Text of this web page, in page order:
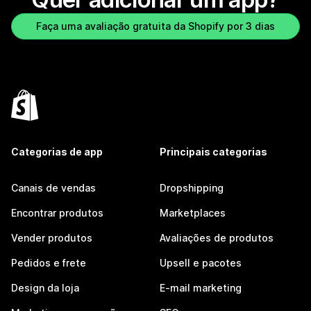
Faça uma avaliação gratuita da Shopify por 3 dias
Categorias de app
Canais de vendas
Encontrar produtos
Vender produtos
Pedidos e frete
Design da loja
Principais categorias
Dropshipping
Marketplaces
Avaliações de produtos
Upsell e pacotes
E-mail marketing